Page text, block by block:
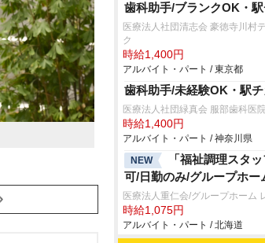
歯科助手/ブランクOK・
医療法人社団清志会 豪徳寺川村
ク
時給1,400円
アルバイト・パート / 東京都
歯科助手/未経験OK・駅チ
医療法人社団緑真会 服部歯科医
時給1,400円
アルバイト・パート / 神奈川県
NEW
「福祉調理スタ
可/日勤のみ/グループホー
医療法人重仁会/グループホーム
時給1,075円
アルバイト・パート / 北海道